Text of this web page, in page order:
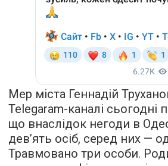
Мер міста Геннадій
Telegaram-каналі сьогодні
що внаслідок негоди в
дев’ять осіб, серед них —
Травмовано три особи.